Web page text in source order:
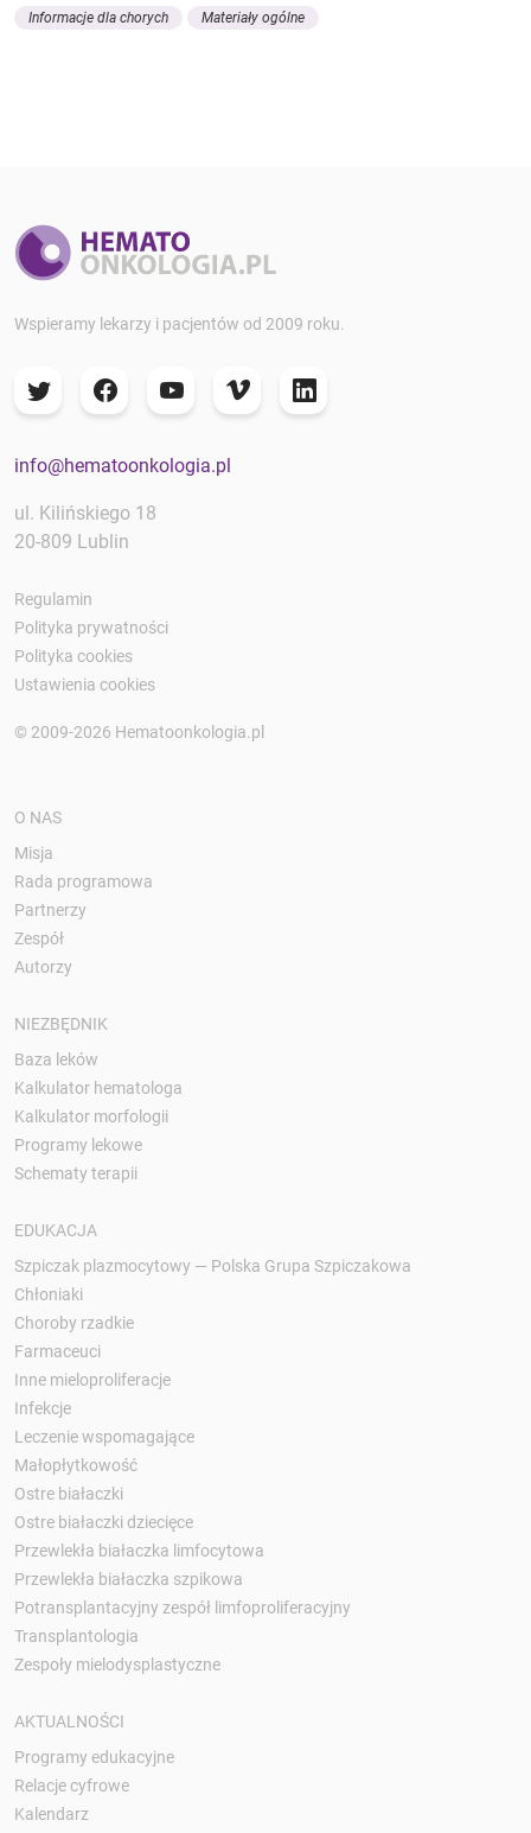
Informacje dla chorych Materiały ogólne
Wspieramy lekarzy i pacjentów od 2009 roku.
info@hematoonkologia.pl
ul. Kilińskiego 18
20-809 Lublin
Regulamin
Polityka prywatności
Polityka cookies
Ustawienia cookies
© 2009-2026 Hematoonkologia.pl
O NAS
Misja
Rada programowa
Partnerzy
Zespół
Autorzy
NIEZBĘDNIK
Baza leków
Kalkulator hematologa
Kalkulator morfologii
Programy lekowe
Schematy terapii
EDUKACJA
Szpiczak plazmocytowy — Polska Grupa Szpiczakowa
Chłoniaki
Choroby rzadkie
Farmaceuci
Inne mieloproliferacje
Infekcje
Leczenie wspomagające
Małopłytkowość
Ostre białaczki
Ostre białaczki dziecięce
Przewlekła białaczka limfocytowa
Przewlekła białaczka szpikowa
Potransplantacyjny zespół limfoproliferacyjny
Transplantologia
Zespoły mielodysplastyczne
AKTUALNOŚCI
Programy edukacyjne
Relacje cyfrowe
Kalendarz